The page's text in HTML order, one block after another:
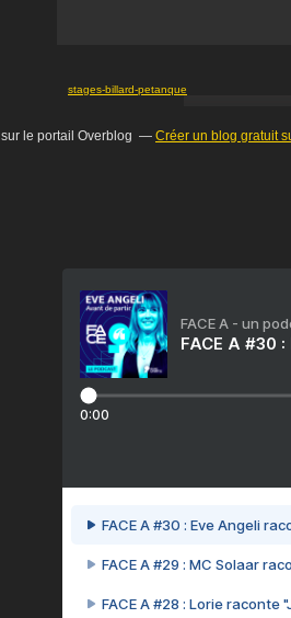
stages-billard-petanque
sur le portail Overblog Créer un blog gratuit
FACE A - un
FACE A #30
0:00
FACE A #30 : Eve Angeli
FACE A #29 : MC Solaar
FACE A #28 : Lorie raconte